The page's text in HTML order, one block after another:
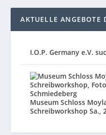
AKTUELLE ANGEBOTE
I.O.P. Germany e.V.
Museum Schloss
Schreibworkshop Sa.,